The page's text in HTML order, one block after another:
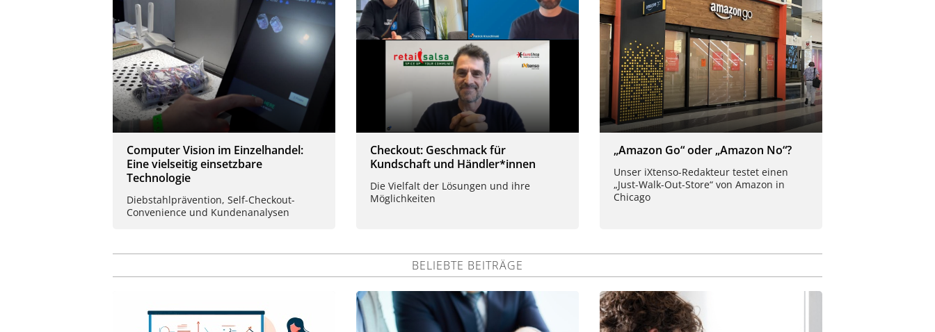
Computer Vision im Einzelhandel:
Eine vielseitig einsetzbare
Technologie
Diebstahlprävention, Self-Checkout-
Convenience und Kundenanalysen
Checkout: Geschmack für
Kundschaft und Händler*innen
Die Vielfalt der Lösungen und ihre
Möglichkeiten
„Amazon Go“ oder „Amazon No“?
Unser iXtenso-Redakteur testet einen
„Just-Walk-Out-Store“ von Amazon in
Chicago
BELIEBTE BEITRÄGE